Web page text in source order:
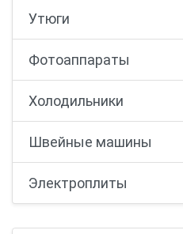
Утюги
Фотоаппараты
Холодильники
Швейные машины
Электроплиты